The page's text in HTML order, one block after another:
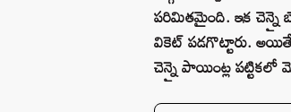
పరిమితమైంది. ఇక చెన్నై
వికెట్ పడగొట్టారు.
చెన్నై పాయింట్ల పట్టికలో